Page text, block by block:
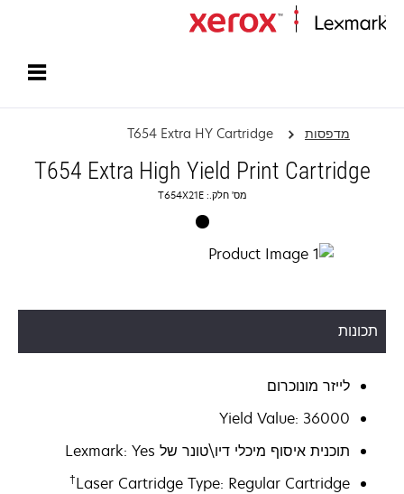
מדפסות T654 Extra HY Cartridge
T654 Extra High Yield Print Cartridge
מס' חלק.: T654X21E
תכונות
לייזר מונוכרום
Yield Value: 36000
תוכנית איסוף מיכלי דיו\טונר של Lexmark: Yes
Laser Cartridge Type: Regular Cartridge
†